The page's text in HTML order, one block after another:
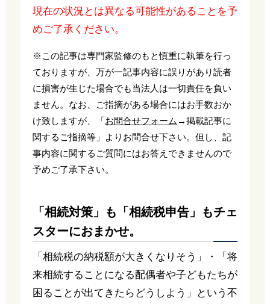
現在の状況とは異なる可能性があることを予
めご了承ください。
※この記事は専門家監修のもと慎重に執筆を行っ
ておりますが、万が一記事内容に誤りがあり読者
に損害が生じた場合でも当法人は一切責任を負い
ません。なお、ご指摘がある場合にはお手数おか
け致しますが、「お問合せフォーム →掲載記事に
関するご指摘等」よりお問合せ下さい。但し、記
事内容に関するご質問にはお答えできませんので
予めご了承下さい。
「相続対策」も「相続税申告」もチェ
スターにおまかせ。
「相続税の納税額が大きくなりそう」・「将
来相続することになる配偶者や子どもたちが
困ることが出てきたらどうしよう」という不